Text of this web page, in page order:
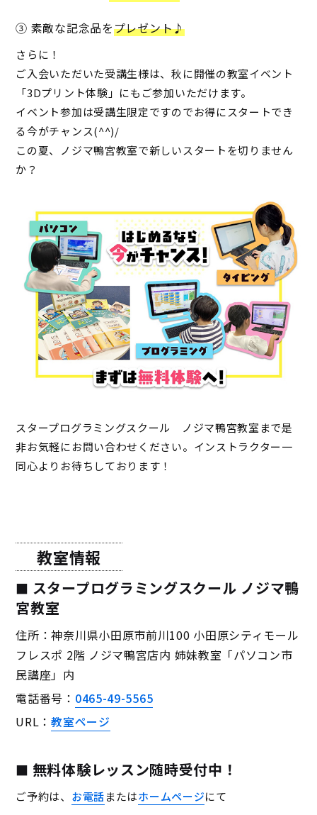
③ 素敵な記念品をプレゼント♪
さらに！
ご入会いただいた受講生様は、秋に開催の教室イベント
「3Dプリント体験」にもご参加いただけます。
イベント参加は受講生限定ですのでお得にスタートでき
る今がチャンス(^^)/
この夏、ノジマ鴨宮教室で新しいスタートを切りません
か？
スタープログラミングスクール ノジマ鴨宮教室まで是
非お気軽にお問い合わせください。インストラクター一
同心よりお待ちしております！
教室情報
スタープログラミングスクール ノジマ鴨
宮教室
住所：神奈川県小田原市前川100 小田原シティモール
フレスポ 2階 ノジマ鴨宮店内 姉妹教室「パソコン市
民講座」内
電話番号： 0465-49-5565
URL：教室ページ
無料体験レッスン随時受付中！
ご予約は、 お電話またはホームページにて